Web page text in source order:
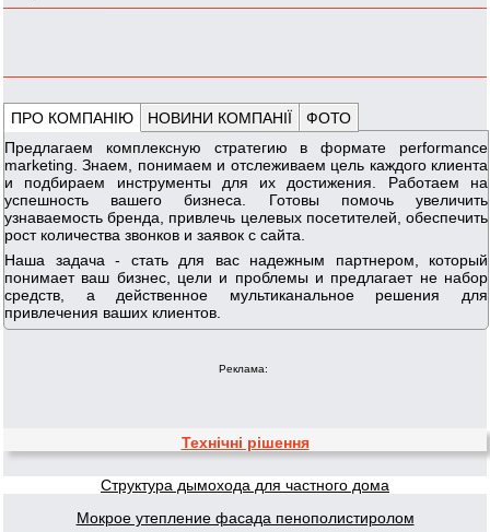
ПРО КОМПАНІЮ НОВИНИ КОМПАНІЇ
ФОТО
Предлагаем комплексную стратегию в формате performance
marketing. Знаем, понимаем и отслеживаем цель каждого клиента
и подбираем инструменты для их достижения. Работаем на
успешность вашего бизнеса. Готовы помочь увеличить
узнаваемость бренда, привлечь целевых посетителей, обеспечить
рост количества звонков и заявок с сайта.
Наша задача - стать для вас надежным партнером, который
понимает ваш бизнес, цели и проблемы и предлагает не набор
средств, а действенное мультиканальное решения для
привлечения ваших клиентов.
Реклама:
Технічні рішення
Структура дымохода для частного дома
Мокрое утепление фасада пенополистиролом